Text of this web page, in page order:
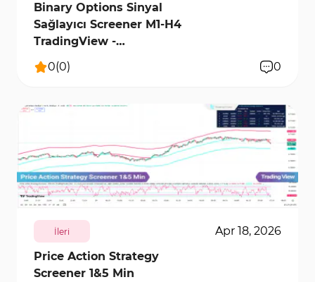
Binary Options Sinyal
Sağlayıcı Screener M1-H4
TradingView -
[TradingFinder]
0(0) 0
3906 0
İleri
Apr 18, 2026
Price Action Strategy
Screener 1&5 Min